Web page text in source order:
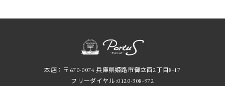
本店：〒670-0074 兵庫県姫路市御立西2丁目8-17
フリーダイヤル:0120-308-972